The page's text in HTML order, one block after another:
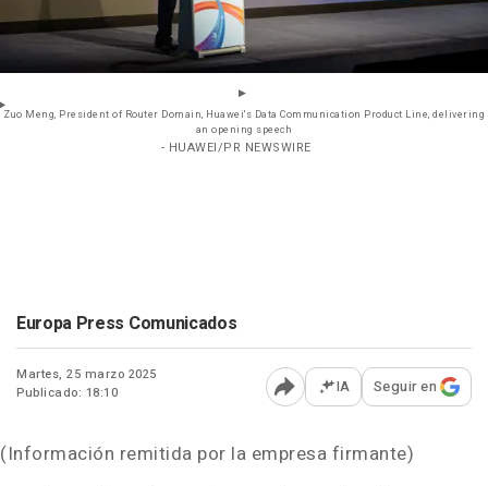
Zuo Meng, President of Router Domain, Huawei's Data Communication Product Line, delivering
an opening speech
- HUAWEI/PR NEWSWIRE
Europa Press Comunicados
Martes, 25 marzo 2025
Publicado: 18:10
Abrir opciones para
IA Seguir en
(Información remitida por la empresa firmante)